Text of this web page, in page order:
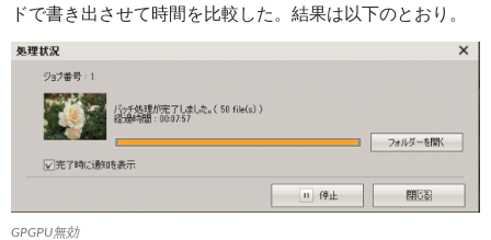
ドで書き出させて時間を比較した。結果は以下のとおり。
GPGPU無効